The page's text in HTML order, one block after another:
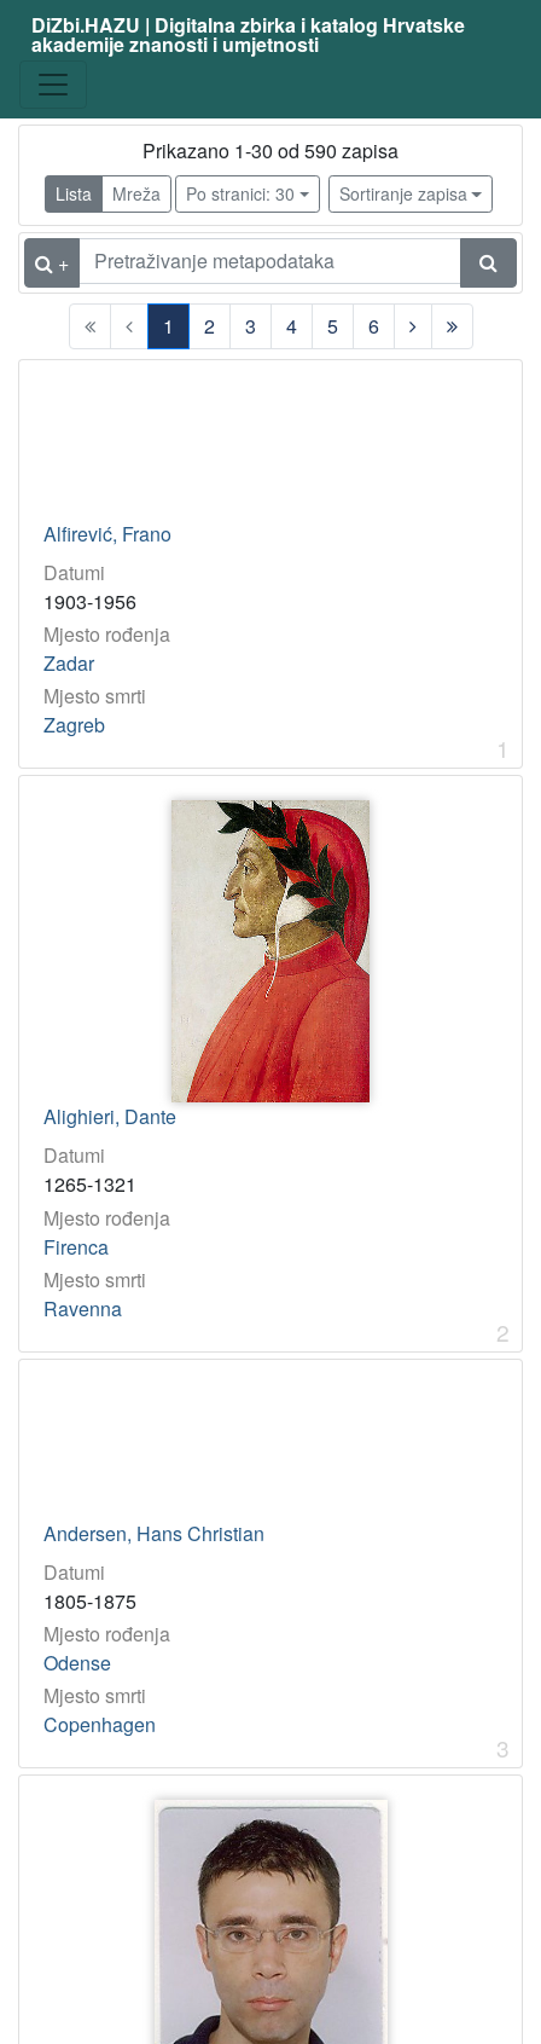
DiZbi.HAZU | Digitalna zbirka i katalog Hrvatske
akademije znanosti i umjetnosti
Prikazano 1-30 od 590 zapisa
Lista Mreža Po stranici: 30 Sortiranje zapisa
+
1
(current)
2 3 4 5 6
Alfirević, Frano
Datumi
1903-1956
Mjesto rođenja
Zadar
Mjesto smrti
Zagreb
1
Alighieri, Dante
Datumi
1265-1321
Mjesto rođenja
Firenca
Mjesto smrti
Ravenna
2
Andersen, Hans Christian
Datumi
1805-1875
Mjesto rođenja
Odense
Mjesto smrti
Copenhagen
3